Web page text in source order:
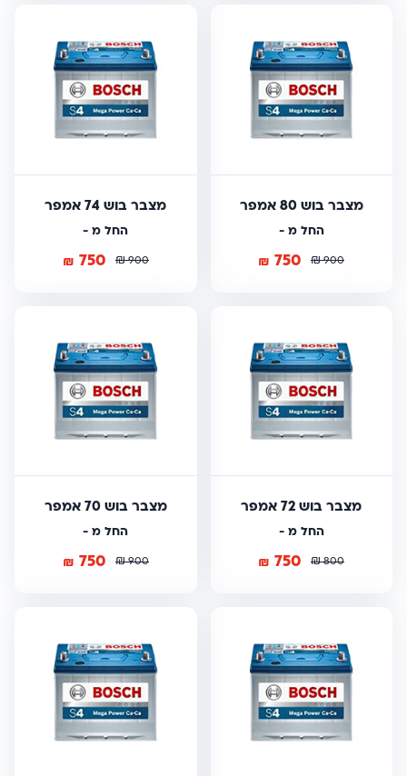
מצבר בוש 80 אמפר
החל מ -
900
₪
750
₪
מצבר בוש 74 אמפר
החל מ -
900
₪
750
₪
מצבר בוש 72 אמפר
החל מ -
800
₪
750
₪
מצבר בוש 70 אמפר
החל מ -
900
₪
750
₪